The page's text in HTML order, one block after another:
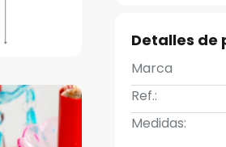
Detalles de
Marca
Ref.:
Medidas: